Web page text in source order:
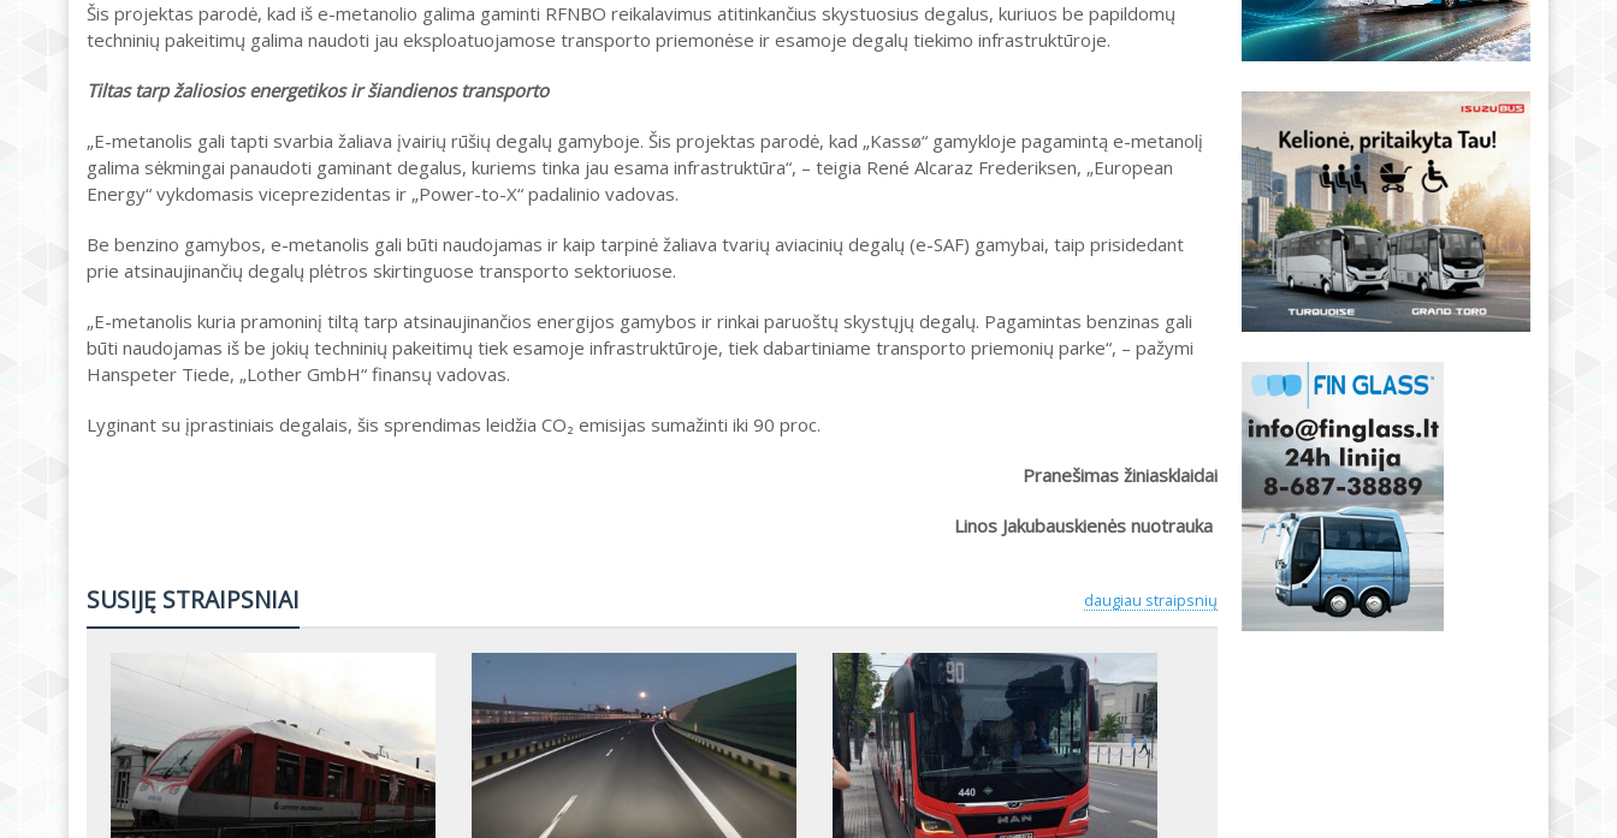
Šis projektas parodė, kad iš e-metanolio galima gaminti RFNBO reikalavimus atitinkančius skystuosius degalus, kuriuos be papildomų
techninių pakeitimų galima naudoti jau eksploatuojamose transporto priemonėse ir esamoje degalų tiekimo infrastruktūroje.
Tiltas tarp žaliosios energetikos ir šiandienos transporto
„E-metanolis gali tapti svarbia žaliava įvairių rūšių degalų gamyboje. Šis projektas parodė, kad „Kassø“ gamykloje pagamintą e-metanolį
galima sėkmingai panaudoti gaminant degalus, kuriems tinka jau esama infrastruktūra“, – teigia René Alcaraz Frederiksen, „European
Energy“ vykdomasis viceprezidentas ir „Power-to-X“ padalinio vadovas.
Be benzino gamybos, e-metanolis gali būti naudojamas ir kaip tarpinė žaliava tvarių aviacinių degalų (e-SAF) gamybai, taip prisidedant
prie atsinaujinančių degalų plėtros skirtinguose transporto sektoriuose.
„E-metanolis kuria pramoninį tiltą tarp atsinaujinančios energijos gamybos ir rinkai paruoštų skystųjų degalų. Pagamintas benzinas gali
būti naudojamas iš be jokių techninių pakeitimų tiek esamoje infrastruktūroje, tiek dabartiniame transporto priemonių parke“, – pažymi
Hanspeter Tiede, „Lother GmbH“ finansų vadovas.
Lyginant su įprastiniais degalais, šis sprendimas leidžia CO₂ emisijas sumažinti iki 90 proc.
Pranešimas žiniasklaidai
Linos Jakubauskienės nuotrauka
daugiau straipsnių
SUSIJĘ STRAIPSNIAI